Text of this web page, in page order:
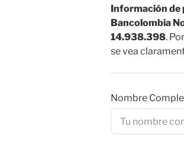
Información de
Bancolombia
14.938.398.
se vea
Nombre